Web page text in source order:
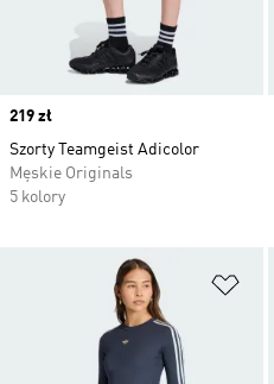
Price
219 zł
Szorty Teamgeist Adicolor
Męskie Originals
5 kolory